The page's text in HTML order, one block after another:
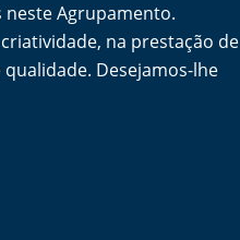
neste Agrupamento.
na prestação de
Desejamos-lhe